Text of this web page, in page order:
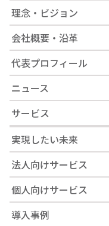
理念・ビジョン
会社概要・沿革
代表プロフィール
ニュース
サービス
実現したい未来
法人向けサービス
個人向けサービス
導入事例